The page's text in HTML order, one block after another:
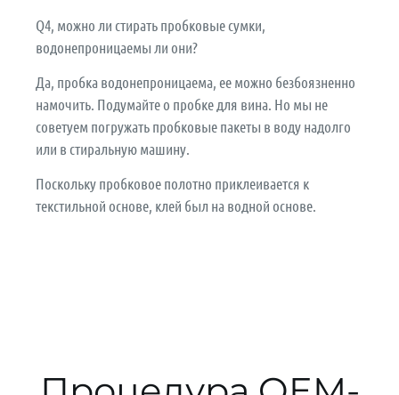
Q4, можно ли стирать пробковые сумки,
водонепроницаемы ли они?
Да, пробка водонепроницаема, ее можно безбоязненно
намочить. Подумайте о пробке для вина. Но мы не
советуем погружать пробковые пакеты в воду надолго
или в стиральную машину.
Поскольку пробковое полотно приклеивается к
текстильной основе, клей был на водной основе.